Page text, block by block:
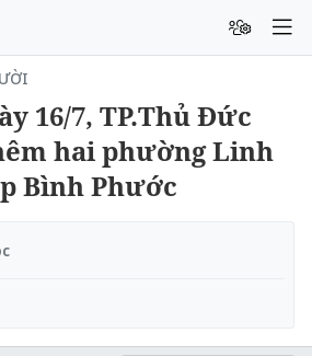
16/7, TP.Thủ Đức
hai phường Linh
Bình Phước